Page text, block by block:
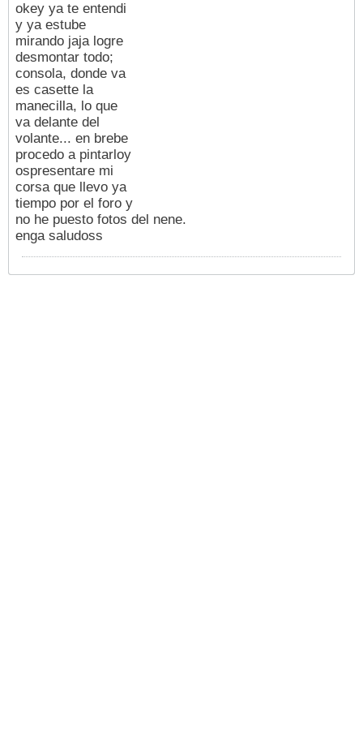
okey ya te entendi
y ya estube
mirando jaja logre
desmontar todo;
consola, donde va
es casette la
manecilla, lo que
va delante del
volante... en brebe
procedo a pintarloy
ospresentare mi
corsa que llevo ya
tiempo por el foro y
no he puesto fotos del nene.
enga saludoss